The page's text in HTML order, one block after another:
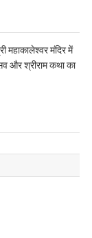
महाकालेश्वर मंदिर में
और श्रीराम कथा का